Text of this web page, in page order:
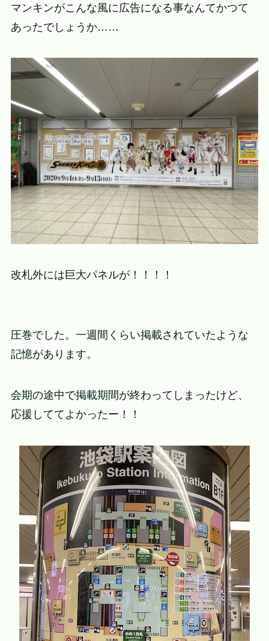
マンキンがこんな風に広告になる事なんてかつて
あったでしょうか……
改札外には巨大パネルが！！！！
圧巻でした。一週間くらい掲載されていたような
記憶があります。
会期の途中で掲載期間が終わってしまったけど、
応援しててよかったー！！